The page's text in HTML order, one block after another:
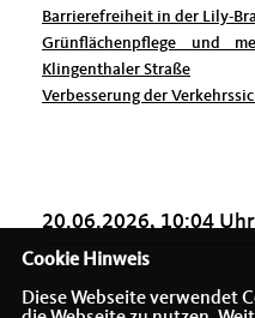
Barrierefreiheit in der Lily-
Grünflächenpflege und
Klingenthaler Straße
Verbesserung der
20.06.2026, 10:04 Uhr
Cookie Hinweis
Diese Webseite verwendet